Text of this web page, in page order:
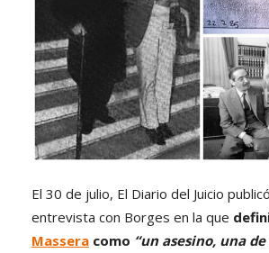
El 30 de julio, El Diario del Juicio
entrevista con Borges en la que
Massera como “un asesino, una